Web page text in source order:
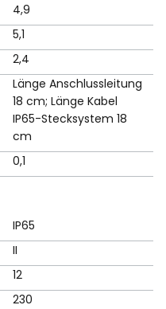
4,9
5,1
2,4
Länge Anschlussleitung
18 cm; Länge Kabel
IP65-Stecksystem 18
cm
0,1
IP65
II
12
230